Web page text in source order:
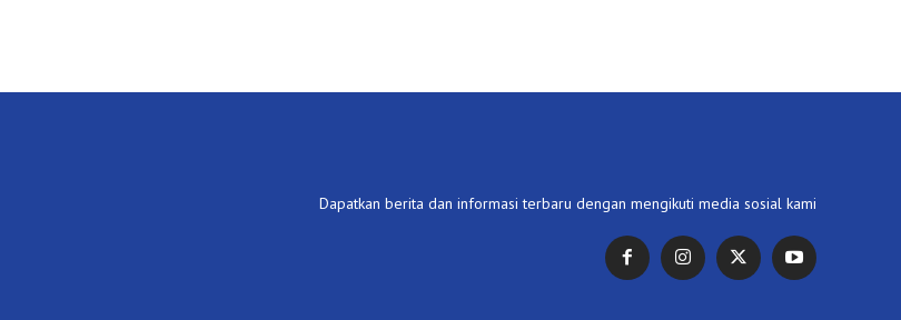
Dapatkan berita dan informasi terbaru dengan mengikuti media sosial kami